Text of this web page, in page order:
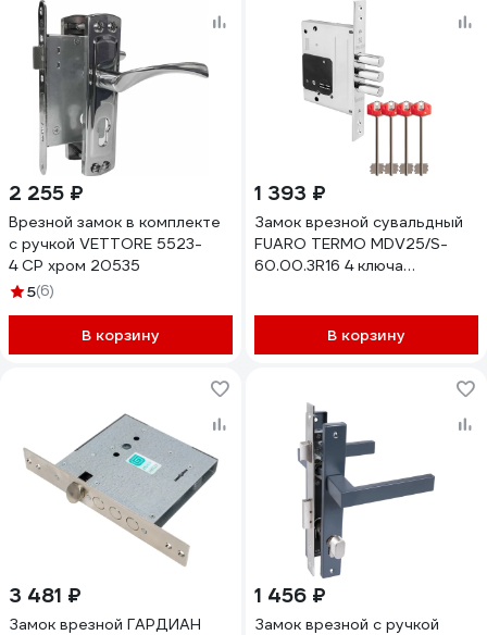
2 255 ₽
Врезной замок в комплекте
с ручкой VETTORE 5523-
4 CP хром 20535
5(6)
В корзину
1 393 ₽
Замок врезной сувальдный
FUARO TERMO MDV25/S-
60.00.3R16 4 ключа
В корзину
3 481 ₽
Замок врезной ГАРДИАН
1 456 ₽
Замок врезной с ручкой